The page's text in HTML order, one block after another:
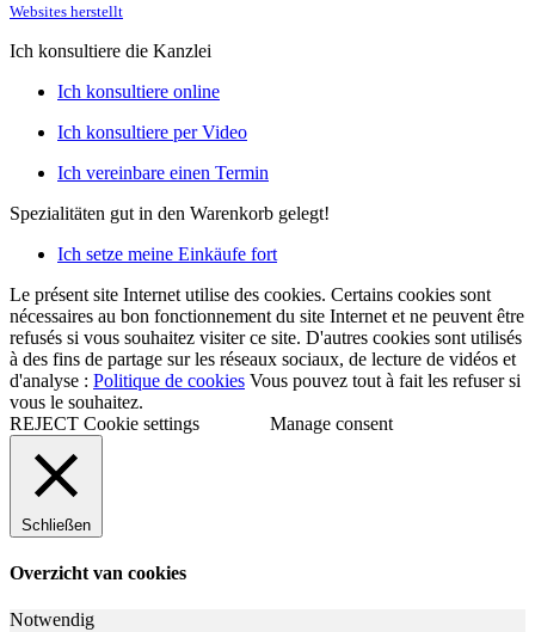
Websites herstellt
Ich konsultiere die Kanzlei
Ich konsultiere online
Ich konsultiere per Video
Ich vereinbare einen Termin
Spezialitäten gut in den Warenkorb gelegt!
Ich setze meine Einkäufe fort
Le présent site Internet utilise des cookies. Certains cookies sont
nécessaires au bon fonctionnement du site Internet et ne peuvent être
refusés si vous souhaitez visiter ce site. D'autres cookies sont utilisés
à des fins de partage sur les réseaux sociaux, de lecture de vidéos et
d'analyse : Politique de cookies Vous pouvez tout à fait les refuser si
vous le souhaitez.
REJECT Cookie settings Manage consent
Schließen
Overzicht van cookies
Notwendig